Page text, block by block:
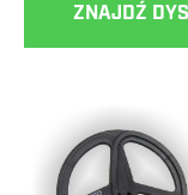
ZNAJDŹ